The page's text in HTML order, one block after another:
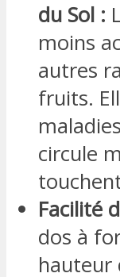
du Sol :
moins
autres
fruits.
circule
Facilité
dos à
hauteur